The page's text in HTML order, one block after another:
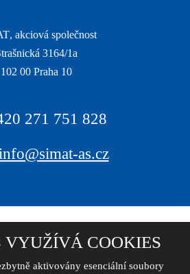
, akciová společnost
| 3164/1a
|
102 00 Praha 10
271 751 828
as.cz
společnost - všechna práva vyhrazena
VYUŽÍVÁ COOKIES
aktivovány esenciální soubory